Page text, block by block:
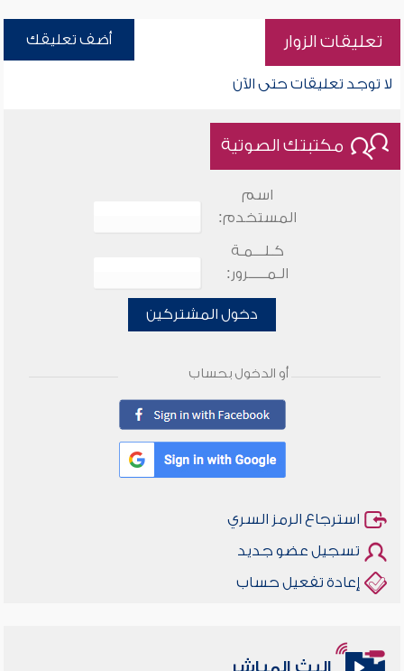
تعليقات الزوار أضف تعليقك
لا توجد تعليقات حتى الآن
مكتبتك الصوتية
اسم
المستخدم:
كـلـــمـة
الـمـــــرور:
دخول المشتركين
أو الدخول بحساب
استرجاع الرمز السري
تسجيل عضو جديد
إعادة تفعيل حساب